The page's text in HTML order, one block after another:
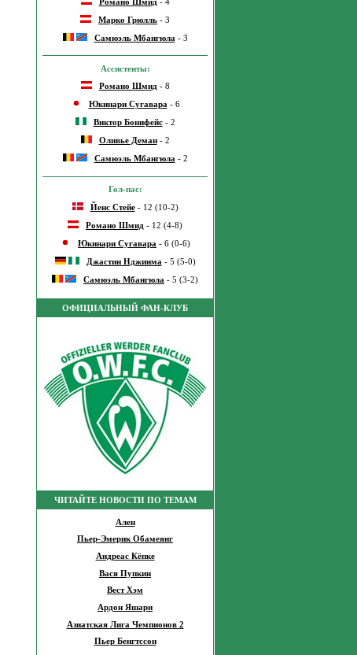
Марко Грюлль - 3
Самюэль Мбангюла - 3
Ассистенты:
Романо Шмид- 8
Юкинари Сугавара- 6
Виктор Бонифейс- 2
Оливье Деман- 2
Самюэль Мбангюла- 2
Гол-пас:
Йенс Стейе- 12 (10-2)
Романо Шмид - 12 (4-8)
Юкинари Сугавара - 6 (0-6)
Джастин Нджинма - 5 (5-0)
Самюэль Мбангюла - 5 (3-2)
ОФИЦИАЛЬНЫЙ ФАН-КЛУБ
ЧИТАЙТЕ НОВОСТИ ПО ТЕМАМ
Ален
Пьер-Эмерик Обамеянг
Андреас Кёпке
Вася Пупкин
Вест Хэм
Ардон Яшари
Азиатская Лига Чемпионов 2
Пьер Бенгтссон